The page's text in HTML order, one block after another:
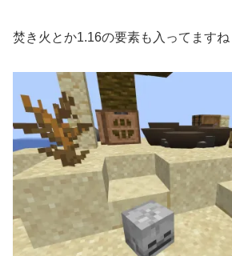
焚き火とか1.16の要素も入ってますね